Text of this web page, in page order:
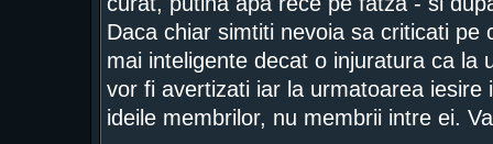
Daca chiar simtiti nevoia sa criticati
mai inteligente decat o injuratura ca la
vor fi avertizati iar la urmatoarea
ideile membrilor, nu membrii intre ei.